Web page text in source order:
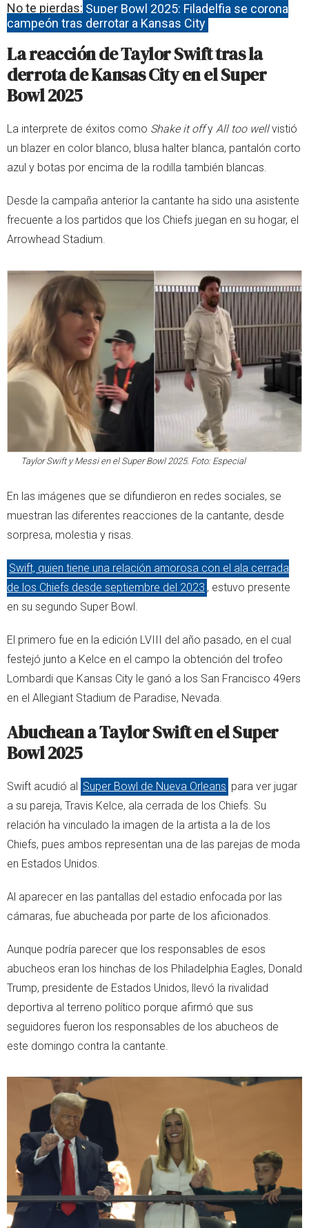
No te pierdas: Super Bowl 2025: Filadelfia se corona
campeón tras derrotar a Kansas City
La reacción de Taylor Swift tras la
derrota de Kansas City en el Super
Bowl 2025
La interprete de éxitos como Shake it offy All too wellvistió
un blazer en color blanco, blusa halter blanca, pantalón corto
azul y botas por encima de la rodilla también blancas.
Desde la campaña anterior la cantante ha sido una asistente
frecuente a los partidos que los Chiefs juegan en su hogar, el
Arrowhead Stadium.
Taylor Swift y Messi en el Super Bowl 2025. Foto: Especial
En las imágenes que se difundieron en redes sociales, se
muestran las diferentes reacciones de la cantante, desde
sorpresa, molestia y risas.
Swift, quien tiene una relación amorosa con el ala cerrada
de los Chiefs desde septiembre del 2023 , estuvo presente
en su segundo Super Bowl.
El primero fue en la edición LVIII del año pasado, en el cual
festejó junto a Kelce en el campo la obtención del trofeo
Lombardi que Kansas City le ganó a los San Francisco 49ers
en el Allegiant Stadium de Paradise, Nevada.
Abuchean a Taylor Swift en el Super
Bowl 2025
Swift acudió al Super Bowl de Nueva Orleans para ver jugar
a su pareja, Travis Kelce, ala cerrada de los Chiefs. Su
relación ha vinculado la imagen de la artista a la de los
Chiefs, pues ambos representan una de las parejas de moda
en Estados Unidos.
Al aparecer en las pantallas del estadio enfocada por las
cámaras, fue abucheada por parte de los aficionados.
Aunque podría parecer que los responsables de esos
abucheos eran los hinchas de los Philadelphia Eagles, Donald
Trump, presidente de Estados Unidos, llevó la rivalidad
deportiva al terreno político porque afirmó que sus
seguidores fueron los responsables de los abucheos de
este domingo contra la cantante.